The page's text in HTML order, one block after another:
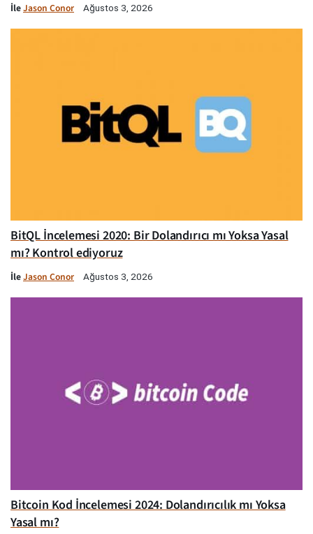
İleJason Conor Ağustos 3, 2026
BitQL İncelemesi 2020: Bir Dolandırıcı mı Yoksa Yasal
mı? Kontrol ediyoruz
İleJason Conor Ağustos 3, 2026
Bitcoin Kod İncelemesi 2024: Dolandırıcılık mı Yoksa
Yasal mı?